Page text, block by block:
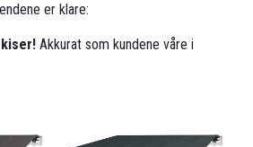
er klare:
Akkurat som kundene våre i